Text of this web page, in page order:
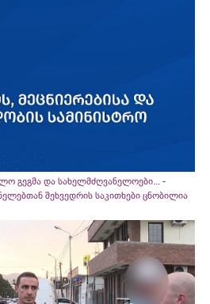
გეგმა და სახელმძღვანელოები... -
შეხვედრის საკითხები ცნობილია